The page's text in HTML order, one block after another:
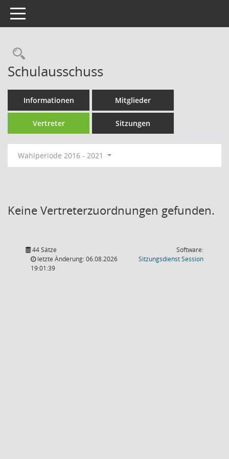
Toggle navigation
Rechercheauswahl
Schulausschuss
Informationen Mitglieder
Vertreter Sitzungen
Wahlperiode 2016 - 2021
Keine Vertreterzuordnungen gefunden.
44 Sätze
letzte Änderung: 06.08.2026
19:01:39
Software:
SitzungsdienstSession(Wird in